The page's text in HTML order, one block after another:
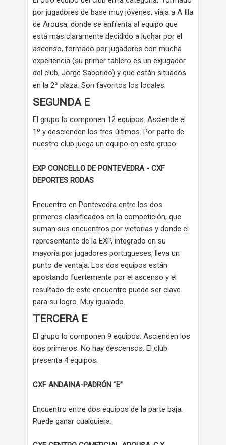
por jugadores de base muy jóvenes, viaja a A Illa
de Arousa, donde se enfrenta al equipo que
está más claramente decidido a luchar por el
ascenso, formado por jugadores con mucha
experiencia (su primer tablero es un exjugador
del club, Jorge Saborido) y que están situados
en la 2ª plaza. Son favoritos los locales.
SEGUNDA E
El grupo lo componen 12 equipos. Asciende el
1º y descienden los tres últimos. Por parte de
nuestro club juega un equipo en este grupo.
EXP CONCELLO DE PONTEVEDRA - CXF
DEPORTES RODAS
Encuentro en Pontevedra entre los dos
primeros clasificados en la competición, que
suman sus encuentros por victorias y donde el
representante de la EXP, integrado en su
mayoría por jugadores portugueses, lleva un
punto de ventaja. Los dos equipos están
apostando fuertemente por el ascenso y el
resultado de este encuentro puede ser clave
para su logro. Muy igualado.
TERCERA E
El grupo lo componen 9 equipos. Ascienden los
dos primeros. No hay descensos. El club
presenta 4 equipos.
CXF ANDAINA-PADRÓN “E”
Encuentro entre dos equipos de la parte baja.
Puede ganar cualquiera.